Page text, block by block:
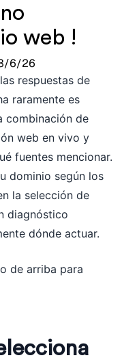
web !
6/26
respuestas de
raramente es
combinación de
web en vivo y
fuentes mencionar.
dominio según los
la selección de
diagnóstico
dónde actuar.
de arriba para